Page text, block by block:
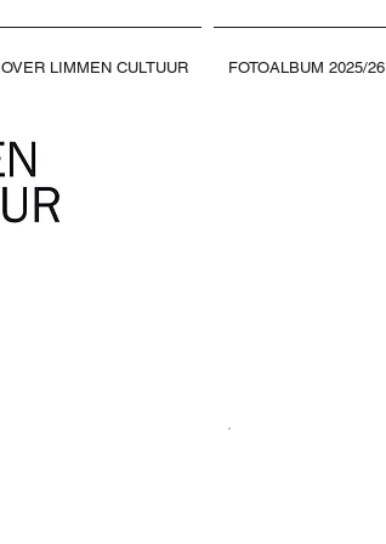
OVER LIMMEN CULTUUR FOTOALBUM 2025/26